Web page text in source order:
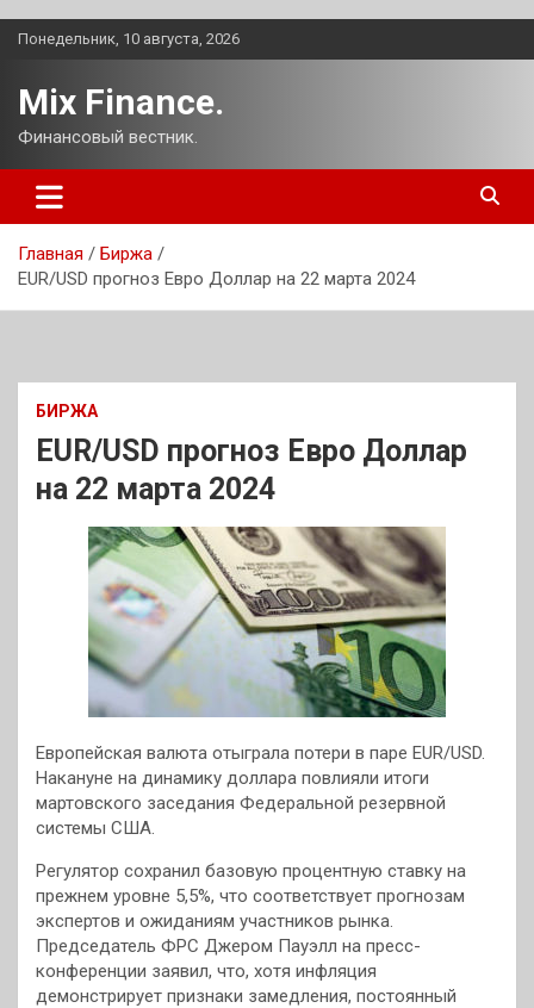
Перейти
Понедельник, 10 августа, 2026
Mix Finance.
Финансовый вестник.
Главная
Биржа
EUR/USD прогноз Евро Доллар на 22 марта 2024
БИРЖА
EUR/USD прогноз Евро Доллар
на 22 марта 2024
Европейская валюта отыграла потери в паре EUR/USD.
Накануне на динамику доллара повлияли итоги
мартовского заседания Федеральной резервной
системы США.
Регулятор сохранил базовую процентную ставку на
прежнем уровне 5,5%, что соответствует прогнозам
экспертов и ожиданиям участников рынка.
Председатель ФРС Джером Пауэлл на пресс-
конференции заявил, что, хотя инфляция
демонстрирует признаки замедления, постоянный